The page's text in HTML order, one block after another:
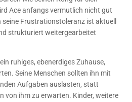
Ace anfangs vermutlich nicht gut
Frustrationstoleranz ist aktuell
strukturiert weitergearbeitet
ruhiges, ebenerdiges Zuhause,
Seine Menschen sollten ihn mit
Aufgaben auslasten, statt
von ihm zu erwarten. Kinder, weitere